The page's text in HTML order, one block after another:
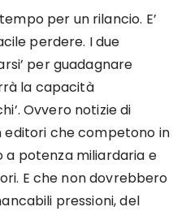
per un rilancio. E’
perdere. I due
per guadagnare
la capacità
Ovvero notizie di
editori che competono in
a potenza miliardaria e
E che non dovrebbero
pressioni, del